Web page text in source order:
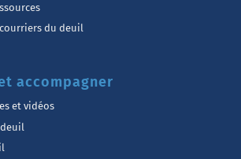
du deuil
accompagner
et vidéos